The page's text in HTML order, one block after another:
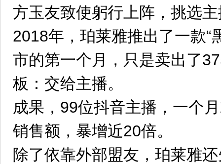
方玉友致使躬行上阵，挑选
2018年，珀莱雅推出了一款“
市的第一个月，只是卖出了
板：交给主播。
成果，99位抖音主播，一个
销售额，暴增近20倍。
除了依靠外部盟友，珀莱雅